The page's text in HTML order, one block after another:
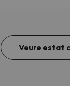
Veure estat